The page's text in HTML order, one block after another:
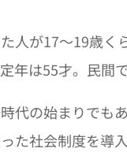
人が17〜19歳く
年は55才。民間
代の始まりでも
た社会制度を導入